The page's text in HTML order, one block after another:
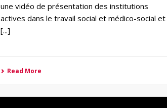
une vidéo de présentation des institutions
actives dans le travail social et médico-social et
[...]
Read More